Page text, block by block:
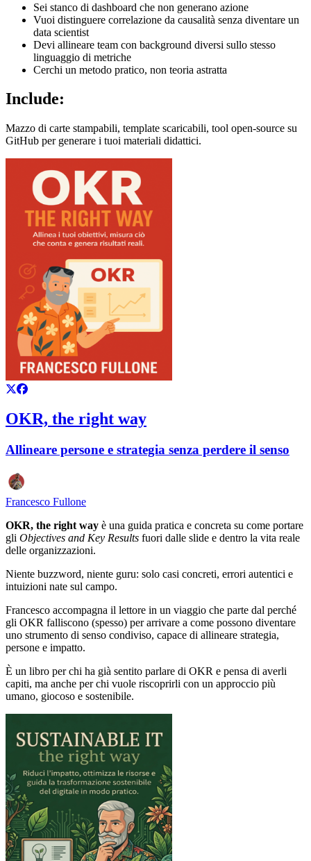
Sei stanco di dashboard che non generano azione
Vuoi distinguere correlazione da causalità senza diventare un
data scientist
Devi allineare team con background diversi sullo stesso
linguaggio di metriche
Cerchi un metodo pratico, non teoria astratta
Include:
Mazzo di carte stampabili, template scaricabili, tool open-source su
GitHub per generare i tuoi materiali didattici.
OKR, the right way
Allineare persone e strategia senza perdere il senso
Francesco Fullone
OKR, the right way è una guida pratica e concreta su come portare
gli Objectives and Key Results fuori dalle slide e dentro la vita reale
delle organizzazioni.
Niente buzzword, niente guru: solo casi concreti, errori autentici e
intuizioni nate sul campo.
Francesco accompagna il lettore in un viaggio che parte dal perché
gli OKR falliscono (spesso) per arrivare a come possono diventare
uno strumento di senso condiviso, capace di allineare strategia,
persone e impatto.
È un libro per chi ha già sentito parlare di OKR e pensa di averli
capiti, ma anche per chi vuole riscoprirli con un approccio più
umano, giocoso e sostenibile.